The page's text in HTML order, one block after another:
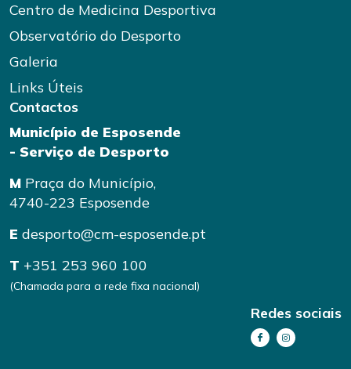
Centro de Medicina Desportiva
Observatório do Desporto
Galeria
Links Úteis
Contactos
Município de Esposende
- Serviço de Desporto
M Praça do Município,
4740-223 Esposende
E desporto@cm-esposende.pt
T +351 253 960 100
(Chamada para a rede fixa nacional)
Redes sociais